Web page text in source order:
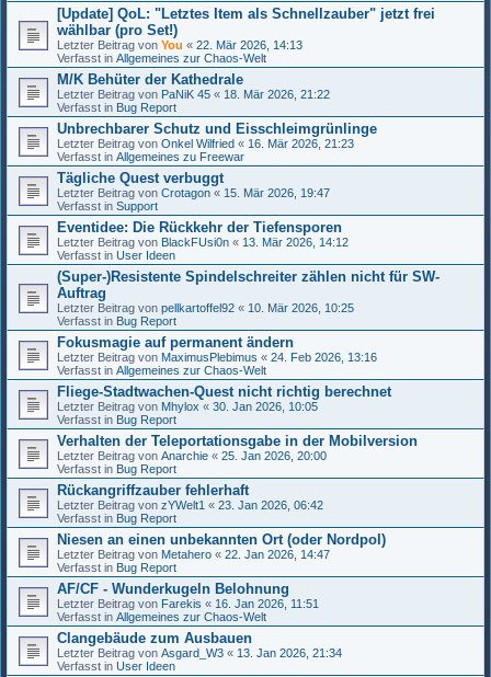
[Update] QoL: "Letztes Item als Schnellzauber" jetzt frei
wählbar (pro Set!)
Letzter Beitrag von You « 22. Mär 2026, 14:13
Verfasst in Allgemeines zur Chaos-Welt
M/K Behüter der Kathedrale
Letzter Beitrag von PaNiK 45 « 18. Mär 2026, 21:22
Verfasst in Bug Report
Unbrechbarer Schutz und Eisschleimgrünlinge
Letzter Beitrag von Onkel Wilfried « 16. Mär 2026, 21:23
Verfasst in Allgemeines zu Freewar
Tägliche Quest verbuggt
Letzter Beitrag von Crotagon « 15. Mär 2026, 19:47
Verfasst in Support
Eventidee: Die Rückkehr der Tiefensporen
Letzter Beitrag von BlackFUsi0n « 13. Mär 2026, 14:12
Verfasst in User Ideen
(Super-)Resistente Spindelschreiter zählen nicht für SW-
Auftrag
Letzter Beitrag von pellkartoffel92 « 10. Mär 2026, 10:25
Verfasst in Bug Report
Fokusmagie auf permanent ändern
Letzter Beitrag von MaximusPlebimus « 24. Feb 2026, 13:16
Verfasst in Allgemeines zur Chaos-Welt
Fliege-Stadtwachen-Quest nicht richtig berechnet
Letzter Beitrag von Mhylox « 30. Jan 2026, 10:05
Verfasst in Bug Report
Verhalten der Teleportationsgabe in der Mobilversion
Letzter Beitrag von Anarchie « 25. Jan 2026, 20:00
Verfasst in Bug Report
Rückangriffzauber fehlerhaft
Letzter Beitrag von zYWelt1 « 23. Jan 2026, 06:42
Verfasst in Bug Report
Niesen an einen unbekannten Ort (oder Nordpol)
Letzter Beitrag von Metahero « 22. Jan 2026, 14:47
Verfasst in Bug Report
AF/CF - Wunderkugeln Belohnung
Letzter Beitrag von Farekis « 16. Jan 2026, 11:51
Verfasst in Allgemeines zur Chaos-Welt
Clangebäude zum Ausbauen
Letzter Beitrag von Asgard_W3 « 13. Jan 2026, 21:34
Verfasst in User Ideen